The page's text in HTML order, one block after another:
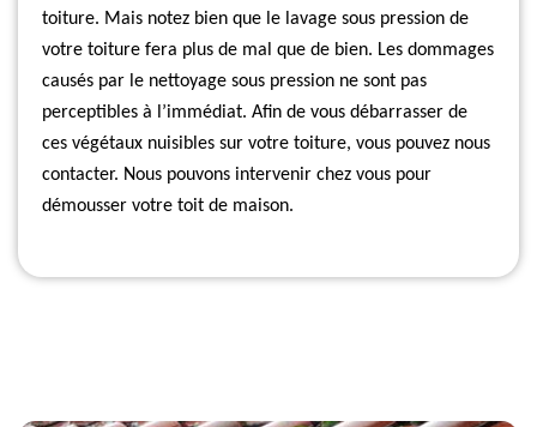
toiture. Mais notez bien que le lavage sous pression de
votre toiture fera plus de mal que de bien. Les dommages
causés par le nettoyage sous pression ne sont pas
perceptibles à l’immédiat. Afin de vous débarrasser de
ces végétaux nuisibles sur votre toiture, vous pouvez nous
contacter. Nous pouvons intervenir chez vous pour
démousser votre toit de maison.